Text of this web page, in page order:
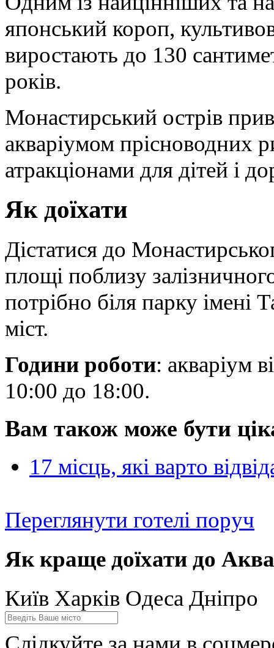
японський короп,
виростають до 130
років.
Монастирський острів
акваріумом прісноводних
атракціонами для дітей і
Як доїхати
Дістатися до
площі поблизу
потрібно біля парку імені
міст.
Години роботи: акваріум
10:00 до 18:00.
Вам також може бути
17 місць, які варто
Переглянути готелі поруч
Як краще доїхати до
Київ Харків Одеса Дніпро